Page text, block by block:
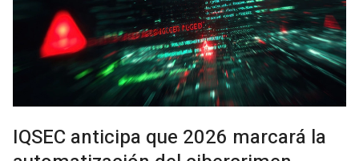
IQSEC anticipa que 2026 marcará la